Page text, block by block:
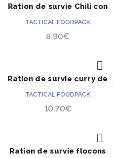
ACHETER
Ration de survie Chili con
TACTICAL FOODPACK
8.90€
ACHETER
Ration de survie curry de
TACTICAL FOODPACK
10.70€
ACHETER
Ration de survie flocons